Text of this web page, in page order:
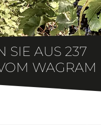
SIE AUS 237
WAGRAM